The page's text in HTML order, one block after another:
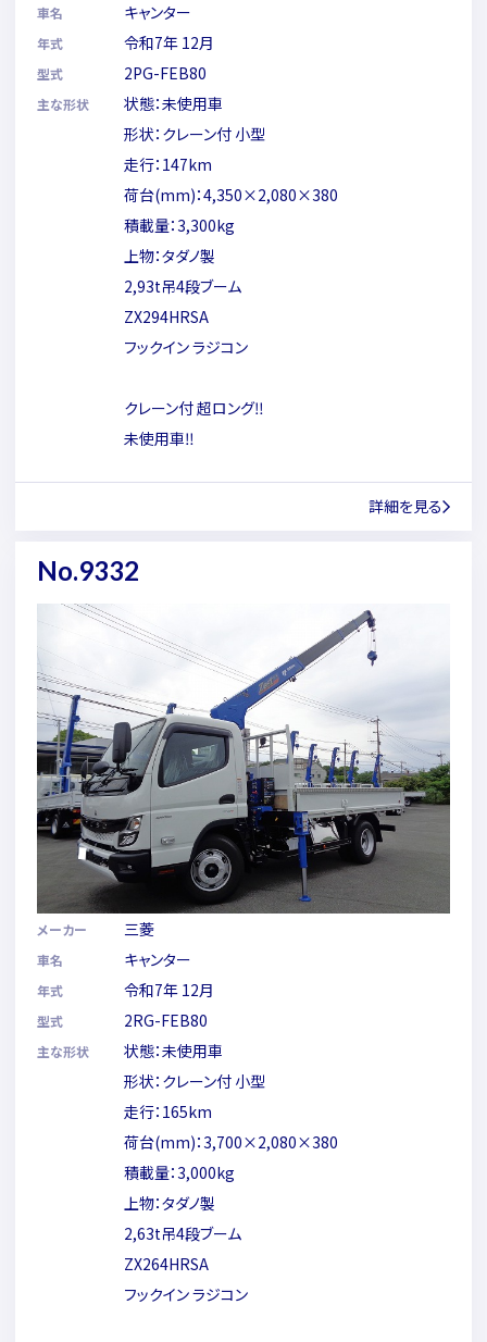
車名 キャンター
年式 令和7年 12月
型式 2PG-FEB80
主な形状
状態：未使用車
形状：クレーン付 小型
走行：147km
荷台(mm)：4,350×2,080×380
積載量：3,300kg
上物：タダノ製
2,93t吊4段ブーム
ZX294HRSA
フックイン ラジコン
クレーン付 超ロング‼
未使用車‼
詳細を見る
No.9332
メーカー 三菱
車名 キャンター
年式 令和7年 12月
型式 2RG-FEB80
主な形状
状態：未使用車
形状：クレーン付 小型
走行：165km
荷台(mm)：3,700×2,080×380
積載量：3,000kg
上物：タダノ製
2,63t吊4段ブーム
ZX264HRSA
フックイン ラジコン